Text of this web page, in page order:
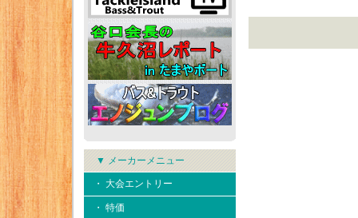
▼ メーカーメニュー
・ 大会エントリー
・ 特価